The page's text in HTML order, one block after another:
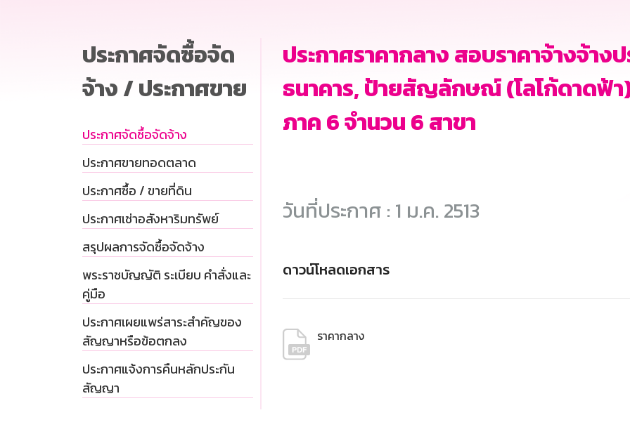
ประกาศจัดซื้อจัด
จ้าง / ประกาศขาย
ประกาศจัดซื้อจัดจ้าง
ประกาศขายทอดตลาด
ประกาศซื้อ / ขายที่ดิน
ประกาศเช่าอสังหาริมทรัพย์
สรุปผลการจัดซื้อจัดจ้าง
พระราชบัญญัติ ระเบียบ คำสั่งและ
คู่มือ
ประกาศเผยแพร่สาระสำคัญของ
สัญญาหรือข้อตกลง
ประกาศแจ้งการคืนหลักประกัน
สัญญา
ประกาศราคากลาง สอบราคาจ้างจ้า
ธนาคาร, ป้ายสัญลักษณ์ (โลโก้ดาดฟ้
ภาค 6 จำนวน 6 สาขา
วันที่ประกาศ : 1 ม.ค. 2513
ดาวน์โหลดเอกสาร
ราคากลาง